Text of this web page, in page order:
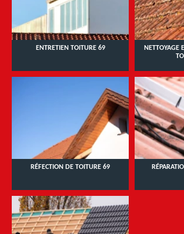
ENTRETIEN TOITURE 69
NETTOYAGE
RÉFECTION DE TOITURE 69